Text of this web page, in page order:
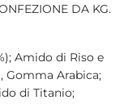
DA KG.
Amido di Riso e
Gomma Arabica;
di Titanio;